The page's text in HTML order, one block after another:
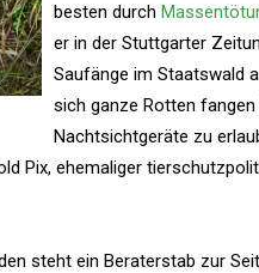
besten durch
er in der Stuttgarter
Saufänge im Staatswald
sich ganze Rotten
Nachtsichtgeräte zu
Pix, ehemaliger
steht ein Beraterstab zur